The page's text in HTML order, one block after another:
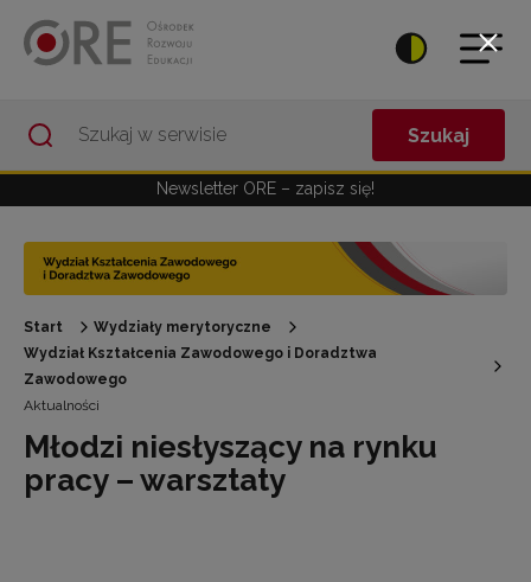
Szukaj
Newsletter ORE – zapisz się!
Start
Wydziały merytoryczne
Wydział Kształcenia Zawodowego i Doradztwa
Zawodowego
Aktualności
Młodzi niesłyszący na rynku
pracy – warsztaty